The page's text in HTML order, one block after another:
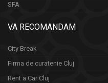
SFA
VA RECOMANDAM
City Break
Firma de curatenie Cluj
Rent a Car Cluj